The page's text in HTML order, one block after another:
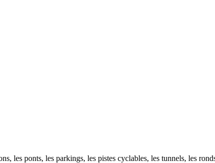
les ponts, les parkings, les pistes cyclables, les tunnels, les